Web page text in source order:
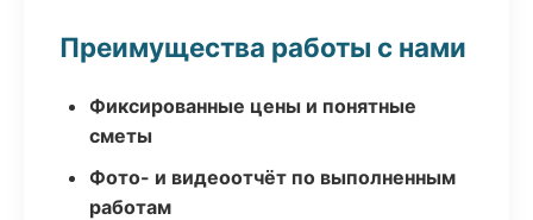
Преимущества работы с нами
Фиксированные цены и понятные
сметы
Фото- и видеоотчёт по выполненным
работам